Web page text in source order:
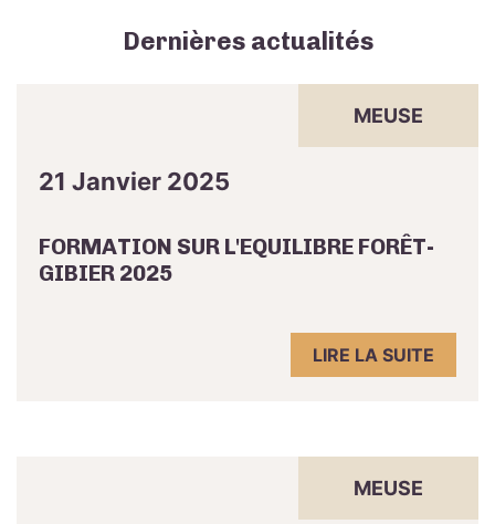
Dernières actualités
MEUSE
21 Janvier 2025
FORMATION SUR L'EQUILIBRE FORÊT-
GIBIER 2025
LIRE LA SUITE
MEUSE